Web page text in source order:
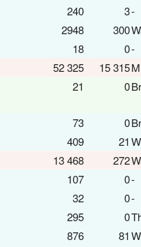
240 3-
2948 300
18 0-
52 325 15 315
21 0
73 0
409 21
13 468 272
107 0-
32 0-
295 0
876 81